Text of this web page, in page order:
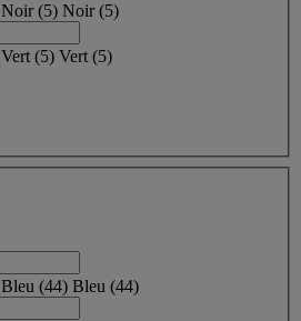
Noir(5) Noir(5)
Vert (5) Vert (5)
Bleu (44) Bleu (44)